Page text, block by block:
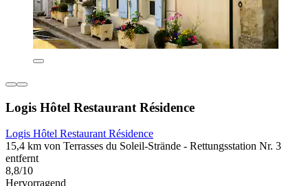
Logis Hôtel Restaurant Résidence
Logis Hôtel Restaurant Résidence
15,4 km von Terrasses du Soleil-Strände - Rettungsstation Nr. 3
entfernt
8,8/10
Hervorragend